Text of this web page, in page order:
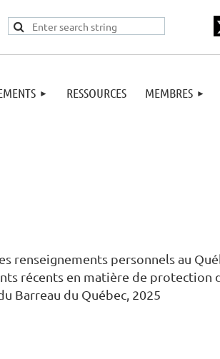
RESSOURCES MEMBRES
renseignements personnels au
récents en matière de protection
Barreau du Québec, 2025